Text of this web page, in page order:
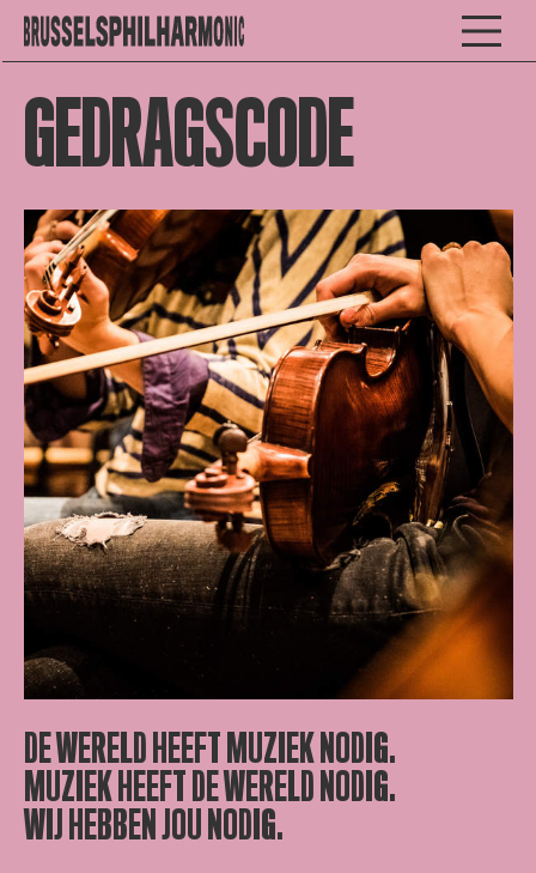
GEDRAGSCODE
DE WERELD HEEFT MUZIEK NODIG.
MUZIEK HEEFT DE WERELD NODIG.
WIJ HEBBEN JOU NODIG.